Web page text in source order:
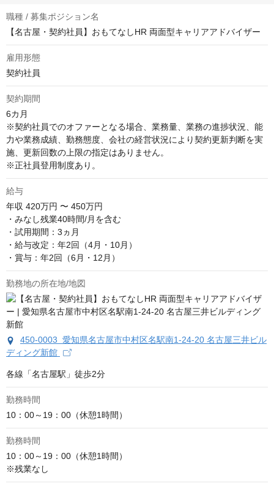
職種 / 募集ポジション名
【名古屋・契約社員】おもてなしHR 両面型キャリアアドバイザー
雇用形態
契約社員
契約期間
6カ月
※契約社員でのオファーとなる場合、業務量、業務の進捗状況、能
力や業務成績、勤務態度、会社の経営状況により契約更新判断を実
施、更新回数の上限の指定はありません。
※正社員登用制度あり。
給与
年収 420万円 〜 450万円
・みなし残業40時間/月を含む
・試用期間：3ヵ月
・給与改定：年2回（4月・10月）
・賞与：年2回（6月・12月）
勤務地の所在地/地図
450-0003 愛知県名古屋市中村区名駅南1-24-20 名古屋三井ビル
ディング新館
各線「名古屋駅」徒歩2分
勤務時間
10：00～19：00（休憩1時間）
勤務時間
10：00～19：00（休憩1時間）
※残業なし